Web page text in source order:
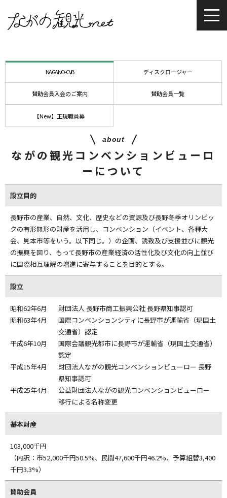
NAGANO-CVB ディスクロージャー
賛助会員入会のご案内 賛助会員一覧
【New】正規職員募
about
ながの観光コンベンションビューロ
ーについて
設立目的
長野市の産業、自然、文化、歴史などの資源及び長野冬季オリンピッ
クの有形無形の財産を活用し、コンベンション（イベント、各種大
会、見本市等をいう。以下同じ。）の企画、誘致及び支援並びに観光
の振興を図り、もって長野市の産業経済の活性化及び文化の向上並び
に国際相互理解の増進に寄与することを目的とする。
設立
昭和62年6月
財団法人 長野市商工振興公社 長野県知事認可
昭和63年4月
国際コンベンションシティに長野市が運輸省（現国土
交通省）認定
平成6年10月
国際会議観光都市に長野市が運輸省（現国土交通省）
認定
平成15年4月
財団法人ながの観光コンベンションビューロー 長野
県知事認可
平成25年4月
公益財団法人ながの観光コンベンションビューロー
移行による名称変更
基本財産
103,000千円
（内訳：市52,000千円50.5%、民間47,600千円46.2%、予算組替3,400
千円3.3%）
賛助会員